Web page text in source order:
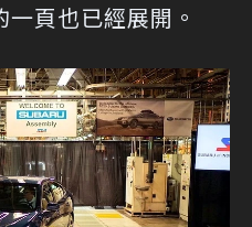
頁也已經展開。